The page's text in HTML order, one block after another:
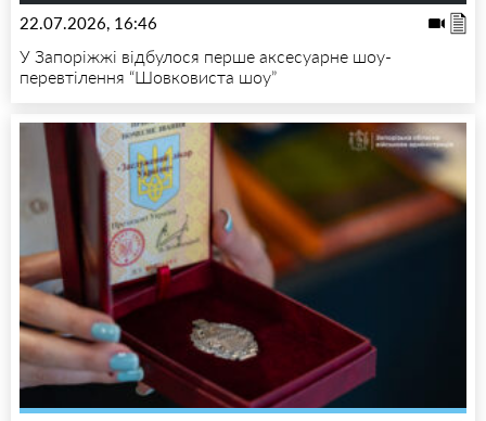
22.07.2026, 16:46
У Запоріжжі відбулося перше аксесуарне шоу-
перевтілення “Шовковиста шоу”